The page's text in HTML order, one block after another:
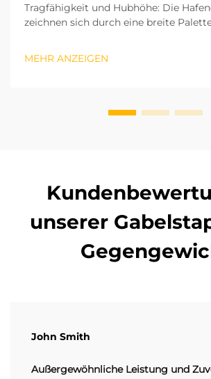
Tragfähigkeit und Hubhöhe: Die
zeichnen sich durch eine breite
Tragfähigkeit der erste entscheidende
MEHR ANZEIGEN
unserer
John Smith
Außergewöhnliche Leistung und